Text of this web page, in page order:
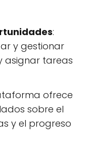
:
y gestionar
asignar tareas
ofrece
sobre el
y el progreso